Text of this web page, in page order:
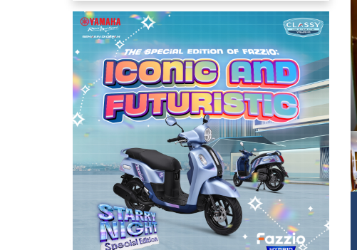
Kamu, 5 Warna Cat Dinding
Cocok untuk Desain Minimalis